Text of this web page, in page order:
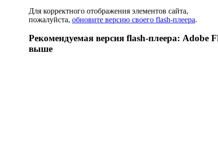
Для корректного отображения элементов сайта,
пожалуйста, обновите версию своего flash-плеера.
Рекомендуемая версия flash-плеера: Adobe
выше